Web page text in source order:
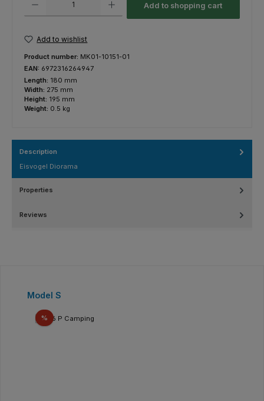
Add to shopping cart
Add to wishlist
Product number: MK01-10151-01
EAN: 6972316264947
Length: 180 mm
Width: 275 mm
Height: 195 mm
Weight: 0.5 kg
Description
Eisvogel Diorama
Properties
Reviews
Skip product gallery
Model S
%Discount